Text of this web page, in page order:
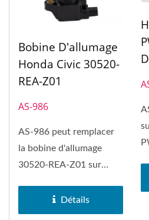
Bobine D'allumage
Honda Civic 30520-
REA-Z01
AS-986
AS-986 peut remplacer
la bobine d'allumage
30520-REA-Z01 sur
Détails